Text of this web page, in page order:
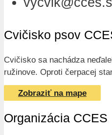
Cvičisko psov
Cvičisko sa nachádza
ružinove. Oproti čerpacej
Zobraziť na mape
Organizácia CCES